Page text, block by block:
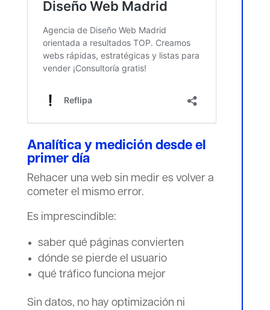
Analítica y medición desde el
primer día
Rehacer una web sin medir es volver a
cometer el mismo error.
Es imprescindible:
saber qué páginas convierten
dónde se pierde el usuario
qué tráfico funciona mejor
Sin datos, no hay optimización ni